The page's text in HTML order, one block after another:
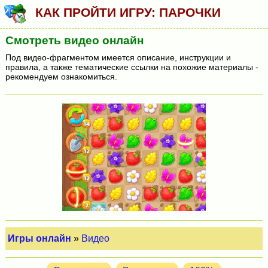
КАК ПРОЙТИ ИГРУ: ПАРОЧКИ
Смотреть видео онлайн
Под видео-фрагментом имеется описание, инструкции и
правила, а также тематические ссылки на похожие материалы -
рекомендуем ознакомиться.
Игры онлайн » Видео